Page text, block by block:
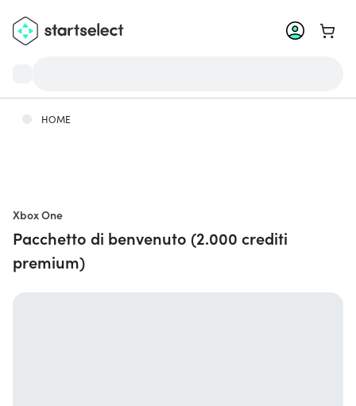
Vai
HOME
Xbox One
Pacchetto di benvenuto (2.000 crediti
premium)